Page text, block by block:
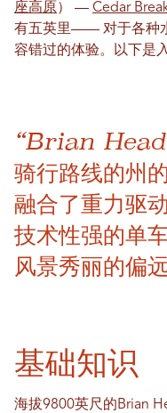
座高原 ） — Cedar
有五英里—— 对于各种
容错过的体验。以下是
“Brian Head
骑行路线的州
融合了重力驱
技术性强的单
风景秀丽的偏
基础知识
海拔9800英尺的Brian